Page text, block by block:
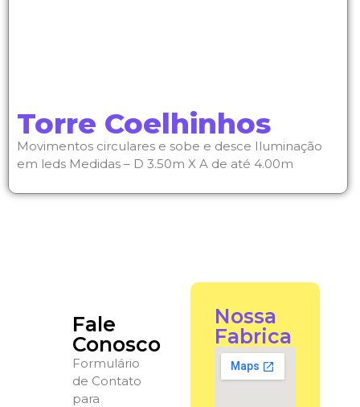
Torre Coelhinhos
Movimentos circulares e sobe e desce Iluminação
em leds Medidas – D 3.50m X A de até 4.00m
Fale
Conosco
Formulário
de Contato
para
Nossa
Fabrica